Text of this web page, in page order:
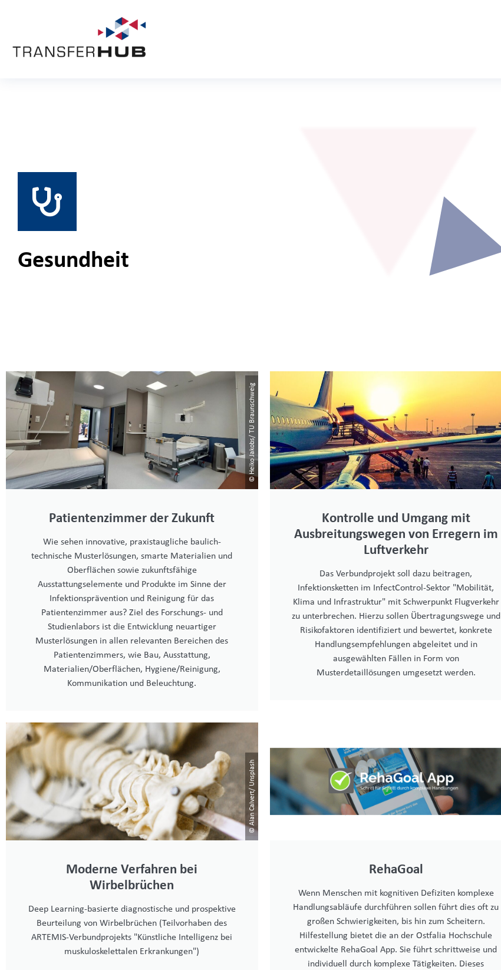
Gesundheit
© Heiko Jakobs/ TU Braunschweig
Patientenzimmer der Zukunft
Wie sehen innovative, praxistaugliche baulich-
technische Musterlösungen, smarte Materialien und
Oberflächen sowie zukunftsfähige
Ausstattungselemente und Produkte im Sinne der
Infektionsprävention und Reinigung für das
Patientenzimmer aus? Ziel des Forschungs- und
Studienlabors ist die Entwicklung neuartiger
Musterlösungen in allen relevanten Bereichen des
Patientenzimmers, wie Bau, Ausstattung,
Materialien/Oberflächen, Hygiene/Reinigung,
Kommunikation und Beleuchtung.
Kontrolle und Umgang mit
Ausbreitungswegen von Erregern im
Luftverkehr
Das Verbundprojekt soll dazu beitragen,
Infektionsketten im InfectControl-Sektor "Mobilität,
Klima und Infrastruktur" mit Schwerpunkt Flugverkehr
zu unterbrechen. Hierzu sollen Übertragungswege und
Risikofaktoren identifiziert und bewertet, konkrete
Handlungsempfehlungen abgeleitet und in
ausgewählten Fällen in Form von
Musterdetaillösungen umgesetzt werden.
© Alan Calvert/ Unsplash
Moderne Verfahren bei
Wirbelbrüchen
Deep Learning-basierte diagnostische und prospektive
Beurteilung von Wirbelbrüchen (Teilvorhaben des
ARTEMIS-Verbundprojekts "Künstliche Intelligenz bei
muskuloskelettalen Erkrankungen")
RehaGoal
Wenn Menschen mit kognitiven Defiziten komplexe
Handlungsabläufe durchführen sollen führt dies oft zu
großen Schwierigkeiten, bis hin zum Scheitern.
Hilfestellung bietet die an der Ostfalia Hochschule
entwickelte RehaGoal App. Sie führt schrittweise und
individuell durch komplexe Tätigkeiten. Dieses